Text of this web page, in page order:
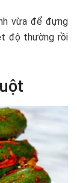
vừa để đựng
độ thường rồi